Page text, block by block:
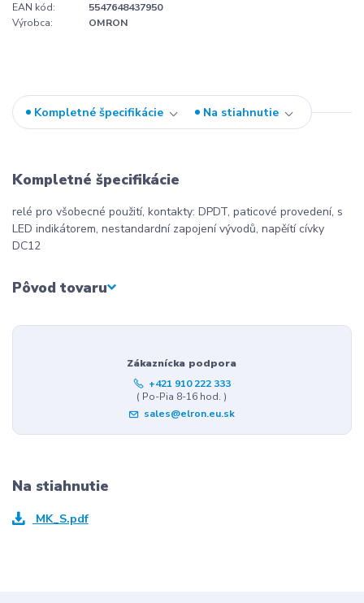
EAN kód:
5547648437950
Výrobca:
OMRON
Kompletné špecifikácie Na stiahnutie
Kompletné špecifikácie
relé pro všobecné použití, kontakty: DPDT, paticové provedení, s
LED indikátorem, nestandardní zapojení vývodů, napěítí cívky
DC12
Pôvod tovaru
Zákaznícka podpora
+421 910 222 333
( Po-Pia 8-16 hod. )
sales@elron.eu.sk
Na stiahnutie
MK_S.pdf